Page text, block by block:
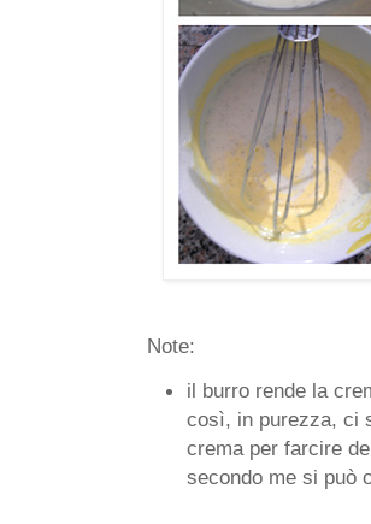
Note:
il burro rende la
così, in purezza, ci
crema per farcire
secondo me si può